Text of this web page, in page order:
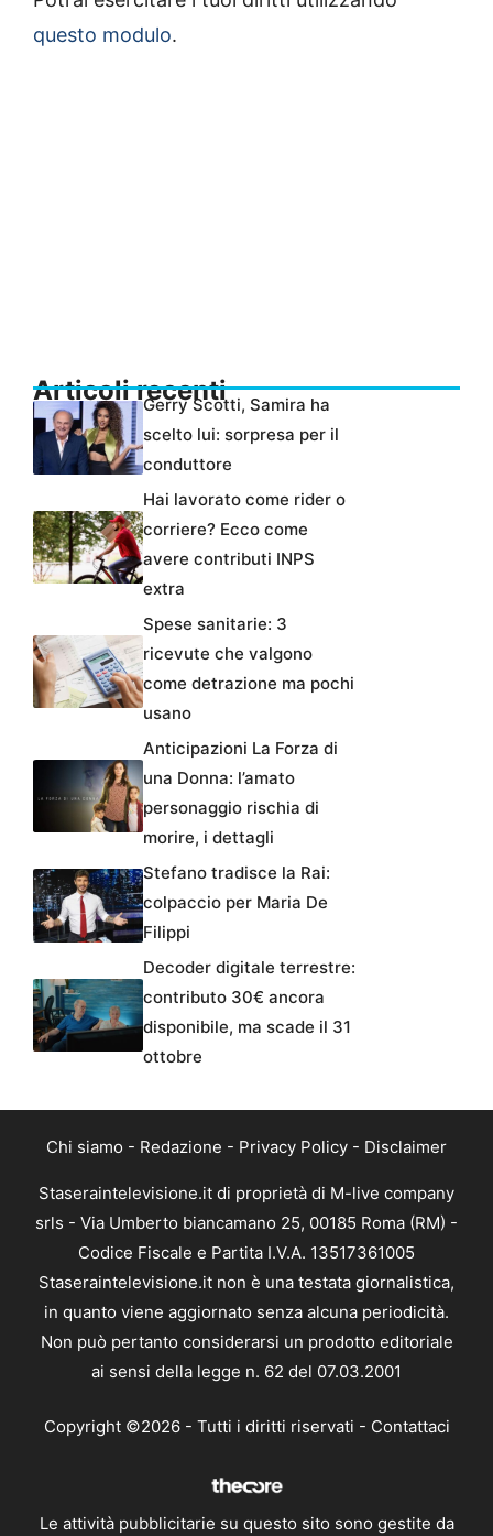
questo modulo.
Articoli recentiGerry Scotti, Samira ha
scelto lui: sorpresa per il
conduttore
Hai lavorato come rider o
corriere? Ecco come
avere contributi INPS
extra
Spese sanitarie: 3
ricevute che valgono
come detrazione ma pochi
usano
Anticipazioni La Forza di
una Donna: l’amato
personaggio rischia di
morire, i dettagli
Stefano tradisce la Rai:
colpaccio per Maria De
Filippi
Decoder digitale terrestre:
contributo 30€ ancora
disponibile, ma scade il 31
ottobre
Chi siamo - Redazione - Privacy Policy - Disclaimer
Staseraintelevisione.it di proprietà di M-live company
srls - Via Umberto biancamano 25, 00185 Roma (RM) -
Codice Fiscale e Partita I.V.A. 13517361005
Staseraintelevisione.it non è una testata giornalistica,
in quanto viene aggiornato senza alcuna periodicità.
Non può pertanto considerarsi un prodotto editoriale
ai sensi della legge n. 62 del 07.03.2001
Copyright ©2026 - Tutti i diritti riservati - Contattaci
Le attività pubblicitarie su questo sito sono gestite da